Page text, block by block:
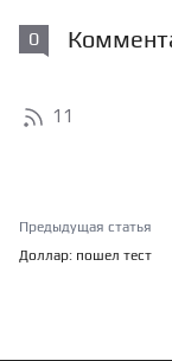
0
11
Предыдущая статья
Доллар: пошел тест